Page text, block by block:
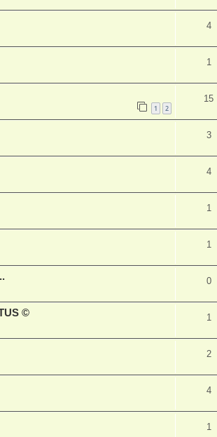
4
1
1 2
15
3
4
1
1
0
© 1
2
4
1